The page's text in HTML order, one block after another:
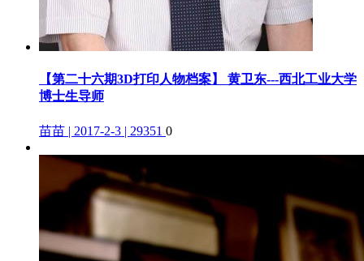
【第二十六期3D打印人物档案】 黄卫东---西北工业大学
博士生导师
苗苗 | 2017-2-3 | 29351 0